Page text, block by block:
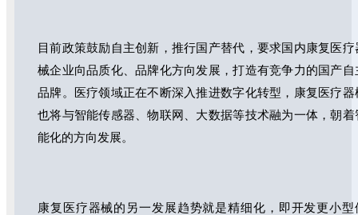
目前政策鼓励自主创新，推行国产替代，要求国内康复医疗
械企业向品质化、品牌化方向发展，打造有竞争力的国产自
品牌。医疗领域正在不断深入推进数字化转型，康复医疗器
也将与智能传感器、物联网、大数据等技术融为一体，朝着
能化的方向发展。
康复医疗器械的另一发展趋势就是精细化，即开发更小型